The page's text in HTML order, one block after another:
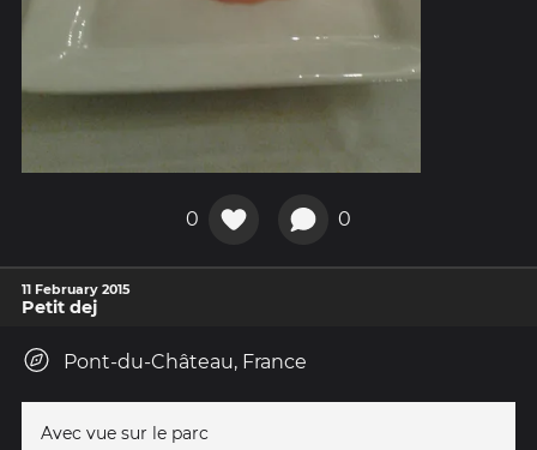
0 0
11 February 2015
Petit dej
Pont-du-Château, France
Avec vue sur le parc